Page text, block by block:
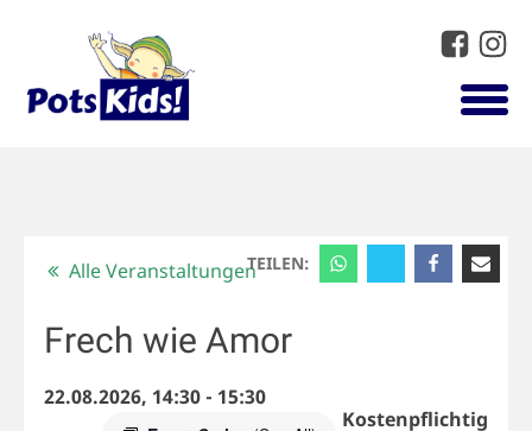
TEILEN:
Alle Veranstaltungen
Frech wie Amor
22.08.2026, 14:30- 15:30
Kostenpflichtig